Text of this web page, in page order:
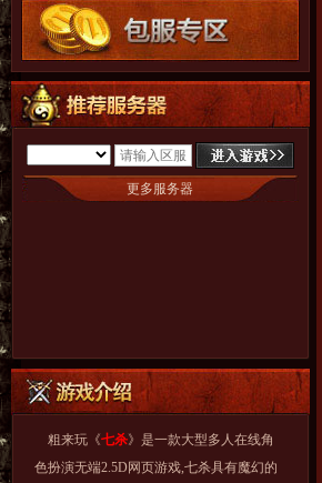
更多服务器
粗来玩《七杀》是一款大型多人在线角
色扮演无端2.5D网页游戏,七杀具有魔幻的